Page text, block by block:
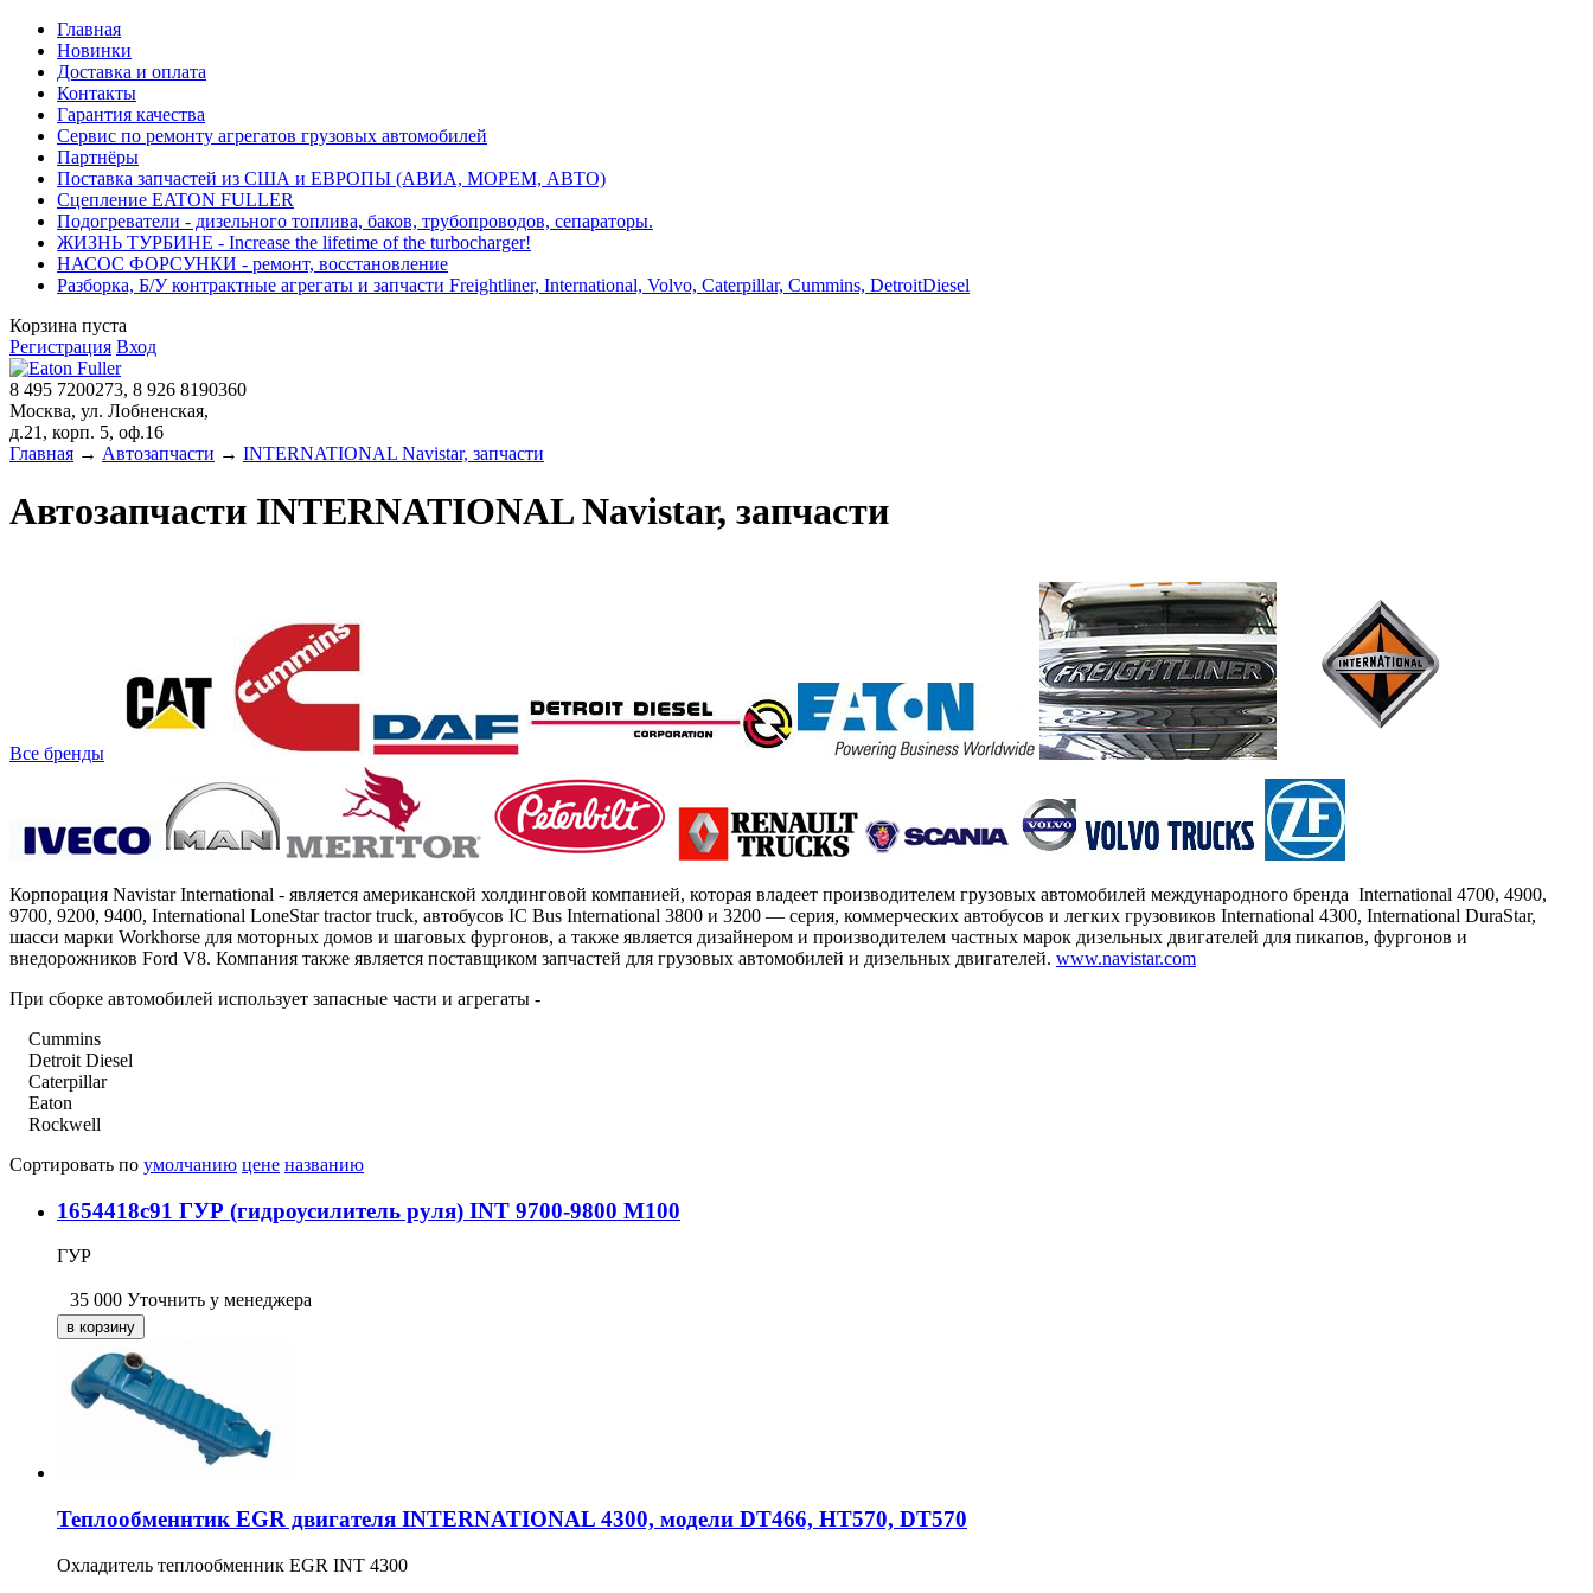
Главная
Новинки
Доставка и оплата
Контакты
Гарантия качества
Сервис по ремонту агрегатов грузовых автомобилей
Партнёры
Поставка запчастей из США и ЕВРОПЫ (АВИА, МОРЕМ, АВТО)
Сцепление EATON FULLER
Подогреватели - дизельного топлива, баков, трубопроводов, сепараторы.
ЖИЗНЬ ТУРБИНЕ - Increase the lifetime of the turbocharger!
НАСОС ФОРСУНКИ - ремонт, восстановление
Разборка, Б/У контрактные агрегаты и запчасти Freightliner, International, Volvo, Caterpillar, Cummins, DetroitDiesel
Корзина пуста
Регистрация Вход
8 495 7200273, 8 926 8190360
Москва, ул. Лобненская,
д.21, корп. 5, оф.16
Главная → Автозапчасти → INTERNATIONAL Navistar, запчасти
Автозапчасти INTERNATIONAL Navistar, запчасти
Все бренды
Корпорация Navistar International - является американской холдинговой компанией, которая владеет производителем грузовых автомобилей международного бренда International 4700, 4900,
9700, 9200, 9400, International LoneStar tractor truck, автобусов IC Bus International 3800 и 3200 — серия, коммерческих автобусов и легких грузовиков International 4300, International DuraStar,
шасси марки Workhorse для моторных домов и шаговых фургонов, а также является дизайнером и производителем частных марок дизельных двигателей для пикапов, фургонов и
внедорожников Ford V8. Компания также является поставщиком запчастей для грузовых автомобилей и дизельных двигателей. www.navistar.com
При сборке автомобилей использует запасные части и агрегаты -
Cummins
Detroit Diesel
Caterpillar
Eaton
Rockwell
Сортировать по умолчанию цене названию
1654418c91 ГУР (гидроусилитель руля) INT 9700-9800 M100
ГУР
35 000 Уточнить у менеджера
Теплообменнтик EGR двигателя INTERNATIONAL 4300, модели DT466, HT570, DT570
Охладитель теплообменник EGR INT 4300